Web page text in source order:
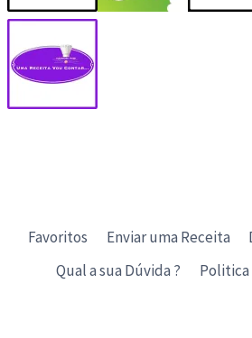
Favoritos Enviar uma Receita
Qual a sua Dúvida ?
Politica